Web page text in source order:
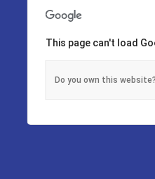
This page can't load
Do you own this website?